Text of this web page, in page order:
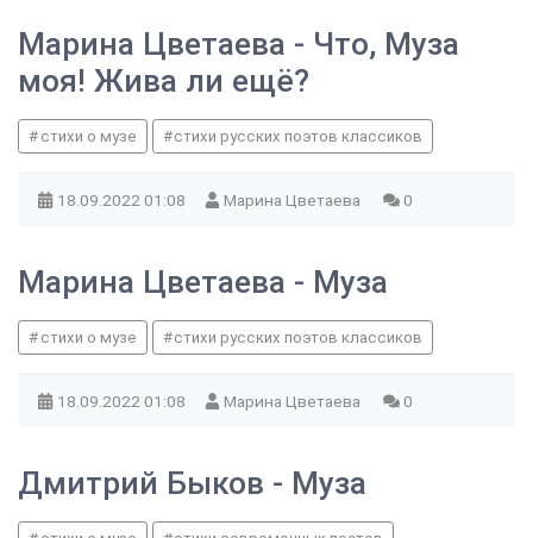
Марина Цветаева - Что, Муза
моя! Жива ли ещё?
стихи о музе стихи русских поэтов классиков
18.09.2022 01:08 Марина Цветаева 0
Марина Цветаева - Муза
стихи о музе стихи русских поэтов классиков
18.09.2022 01:08 Марина Цветаева 0
Дмитрий Быков - Муза